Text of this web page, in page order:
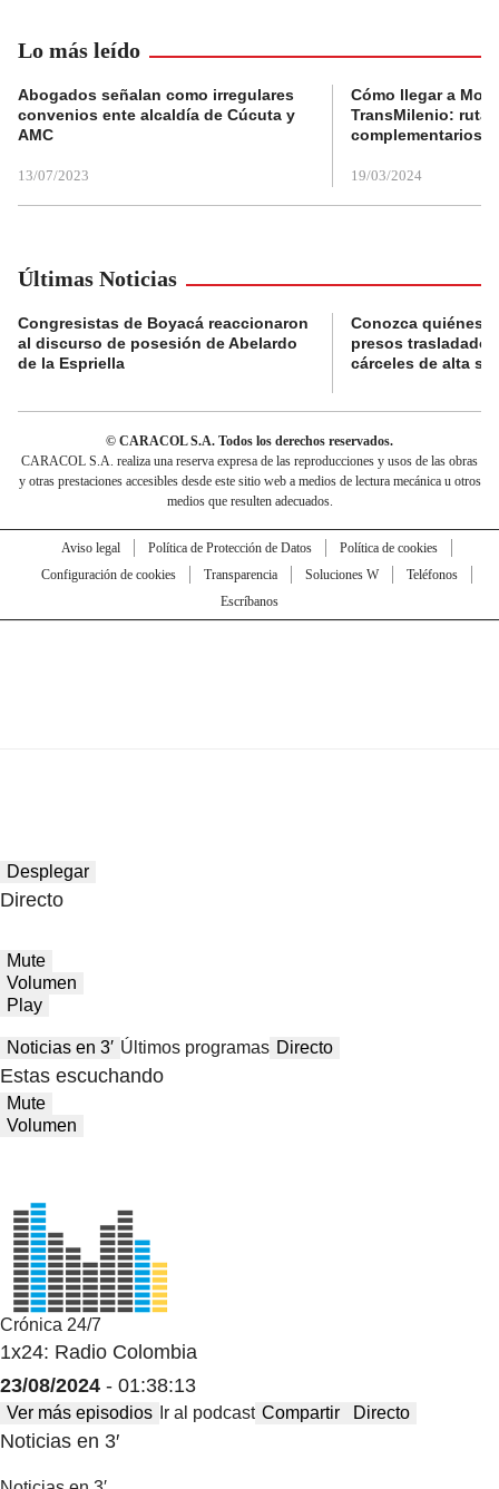
Lo más leído
Abogados señalan como irregulares
convenios ente alcaldía de Cúcuta y
AMC
13/07/2023
Cómo llegar a
TransMilenio:
complementarios
19/03/2024
Últimas Noticias
Congresistas de Boyacá reaccionaron
al discurso de posesión de Abelardo
de la Espriella
Conozca quiénes
presos
cárceles de alta
© CARACOL S.A. Todos los derechos reservados.
CARACOL S.A. realiza una reserva expresa de las reproducciones y usos de las obras
y otras prestaciones accesibles desde este sitio web a medios de lectura mecánica u otros
medios que resulten adecuados.
Aviso legal Política de Protección de Datos
Política de cookies
Configuración de cookies
Transparencia Soluciones W
Teléfonos
Escríbanos
Desplegar
Directo
Mute
Volumen
Play
Noticias en 3′ Últimos programas Directo
Estas escuchando
Mute
Volumen
Crónica 24/7
1x24: Radio Colombia
23/08/2024 - 01:38:13
Ver más episodios Ir al podcast Compartir Directo
Noticias en 3′